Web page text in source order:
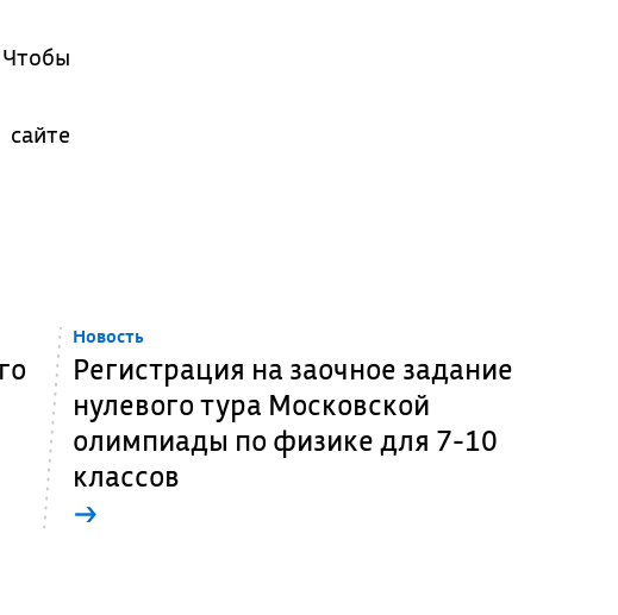
Новость
Регистрация на заочное задание
нулевого тура Московской
олимпиады по физике для 7-10
классов
→